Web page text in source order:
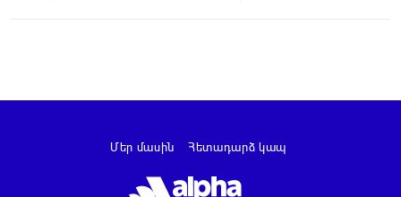
Մեր մասին Հետադարձ կապ